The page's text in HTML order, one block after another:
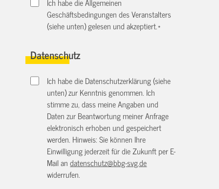
Geschäftsbedingungen des Veranstalters
(siehe unten) gelesen und akzeptiert.*
Datenschutz
Ich habe die Datenschutzerklärung (siehe
unten) zur Kenntnis genommen. Ich
stimme zu, dass meine Angaben und
Daten zur Beantwortung meiner Anfrage
elektronisch erhoben und gespeichert
werden. Hinweis: Sie können Ihre
Einwilligung jederzeit für die Zukunft per E-
Mail andatenschutz@bbg-svg.de
widerrufen.